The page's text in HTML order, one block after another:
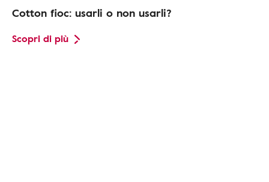
Cotton fioc: usarli o non usarli?
Scopri di più